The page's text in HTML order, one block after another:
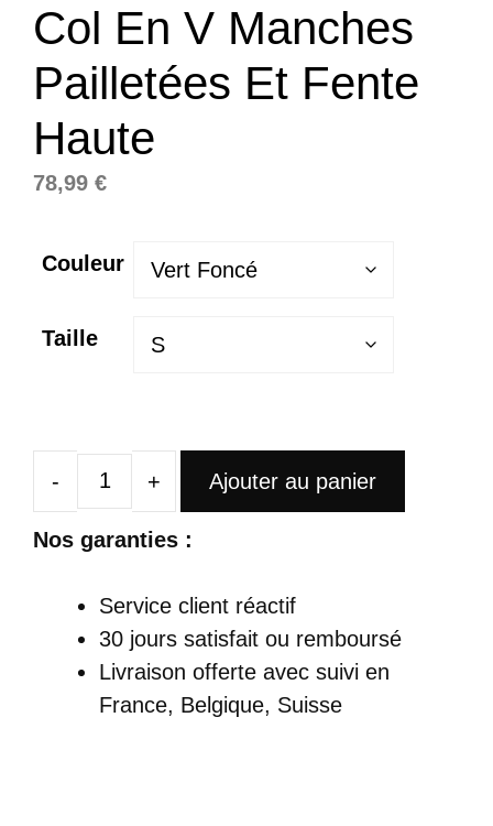
Col En V Manches
Pailletées Et Fente
Haute
78,99 €
Couleur
Taille
quantité
de
Satin
De
Princesse
Longue
Ajouter au panier
Nos garanties :
Service client réactif
30 jours satisfait ou remboursé
Livraison offerte avec suivi en
France, Belgique, Suisse